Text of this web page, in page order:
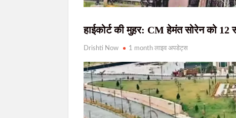
हाईकोर्ट की मुहर: CM हेमंत सोरेन को 12
Drishti Now 1 month लाइव अपडेट्स